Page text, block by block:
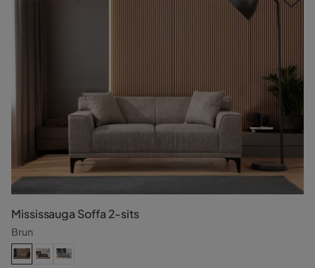
Mississauga Soffa 2-sits
Brun